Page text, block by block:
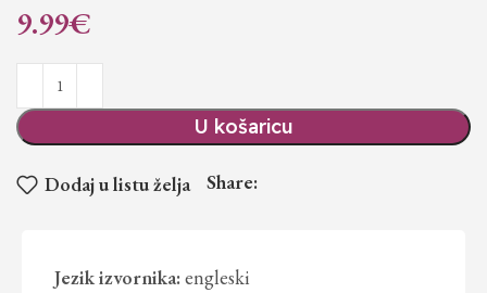
9.99€
U košaricu
Dodaj u listu želja Share:
Jezik izvornika: engleski